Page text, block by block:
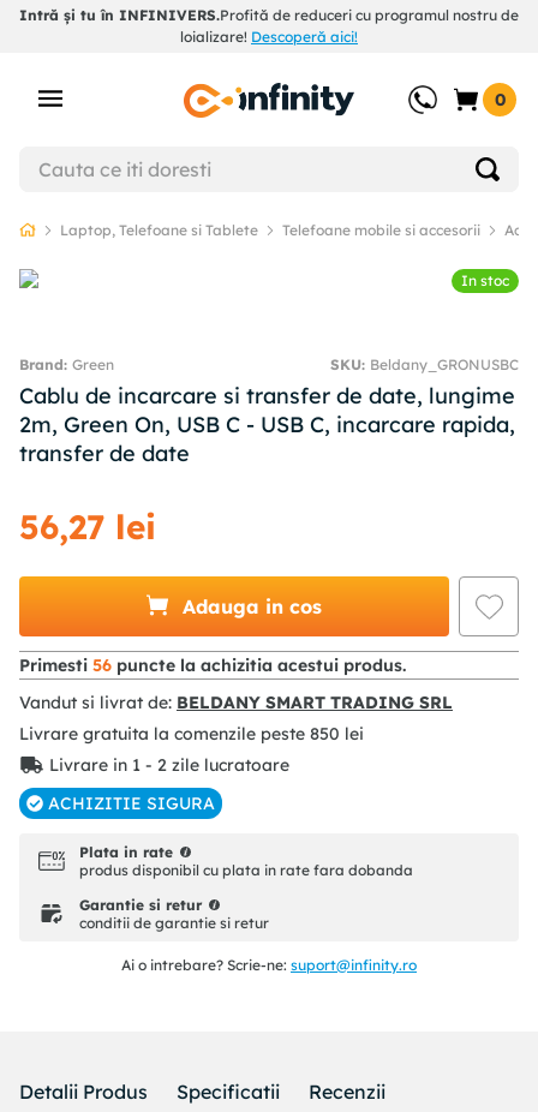
Intră și tu în INFINIVERS.Profită de reduceri cu programul nostru de
loializare! Descoperă aici!
0
Laptop, Telefoane si Tablete Telefoane mobile si accesorii
In stoc
Green SKU: Beldany_GRONUSBC
Cablu de incarcare si transfer de date, lungime
2m, Green On, USB C - USB C, incarcare rapida,
transfer de date
56,27 lei
Adauga in cos
Primesti 56 puncte la achizitia acestui produs.
Vandut si livrat de: BELDANY SMART TRADING SRL
Livrare gratuita la comenzile peste 850 lei
Livrare in 1 - 2 zile lucratoare
ACHIZITIE SIGURA
Plata in rate
produs disponibil cu plata in rate fara dobanda
Garantie si retur
conditii de garantie si retur
Ai o intrebare? Scrie-ne: suport@infinity.ro
Detalii Produs Specificatii Recenzii